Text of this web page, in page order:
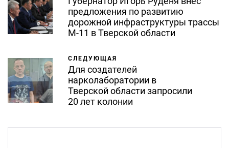
предложения по развитию
дорожной инфраструктуры трассы
М-11 в Тверской области
СЛЕДУЮЩАЯ
Для создателей
нарколаборатории в
Тверской области запросили
20 лет колонии